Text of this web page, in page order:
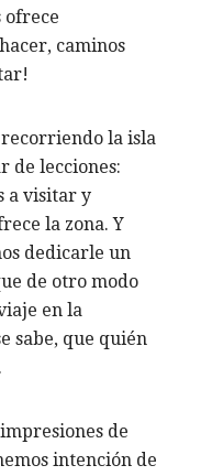
ofrece
caminos
recorriendo la isla
de lecciones:
a visitar y
la zona. Y
dedicarle un
de otro modo
en la
sabe, que quién
de
intención de